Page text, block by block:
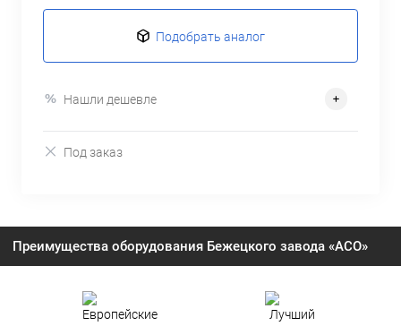
Подобрать аналог
Нашли дешевле
Под заказ
Преимущества оборудования Бежецкого завода «АСО»